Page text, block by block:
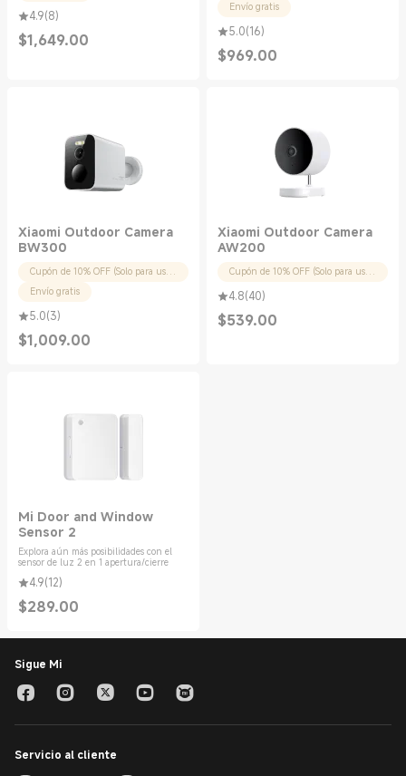
4.9(8)
$1,649.00
Current Price $1649.00
Envío gratis
5.0(16)
$969.00
Current Price $969.00
Xiaomi Outdoor Camera
BW300
Cupón de 10% OFF (Solo para usuarios nuevos)
Envío gratis
5.0(3)
$1,009.00
Current Price $1009.00
Xiaomi Outdoor Camera
AW200
Cupón de 10% OFF (Solo para usuarios nuevos)
4.8(40)
$539.00
Current Price $539.00
Mi Door and Window
Sensor 2
Explora aún más posibilidades con el
sensor de luz 2 en 1 apertura/cierre
4.9(12)
$289.00
Current Price $289.00
Sigue Mi
Servicio al cliente